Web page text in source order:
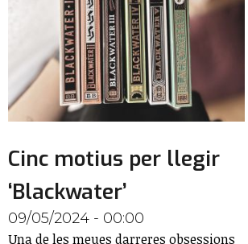
Cinc motius per llegir
‘Blackwater’
09/05/2024 - 00:00
Una de les meues darreres obsessions